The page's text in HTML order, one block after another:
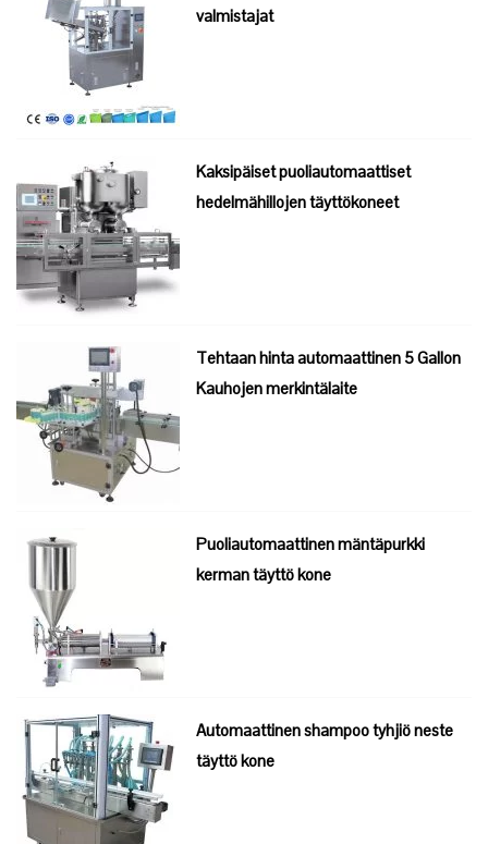
valmistajat
Kaksipäiset puoliautomaattiset
hedelmähillojen täyttökoneet
Tehtaan hinta automaattinen 5 Gallon
Kauhojen merkintälaite
Puoliautomaattinen mäntäpurkki
kerman täyttö kone
Automaattinen shampoo tyhjiö neste
täyttö kone